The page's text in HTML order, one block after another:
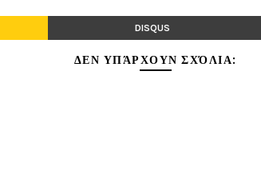
DISQUS
ΔΕΝ ΥΠΆΡΧΟΥΝ ΣΧΌΛΙΑ: